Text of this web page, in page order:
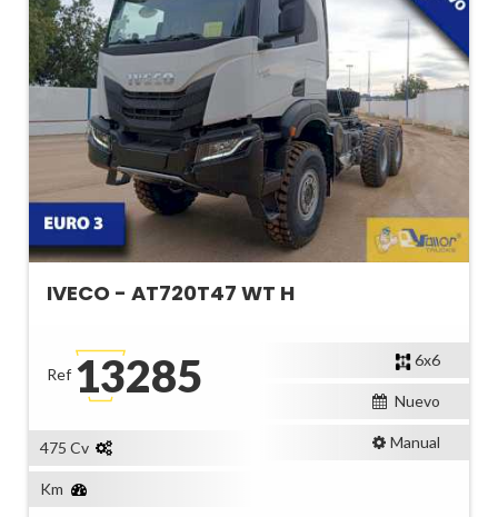
IVECO - AT720T47 WT H
Ref 13285
475 Cv
Km
6x6
Nuevo
Manual